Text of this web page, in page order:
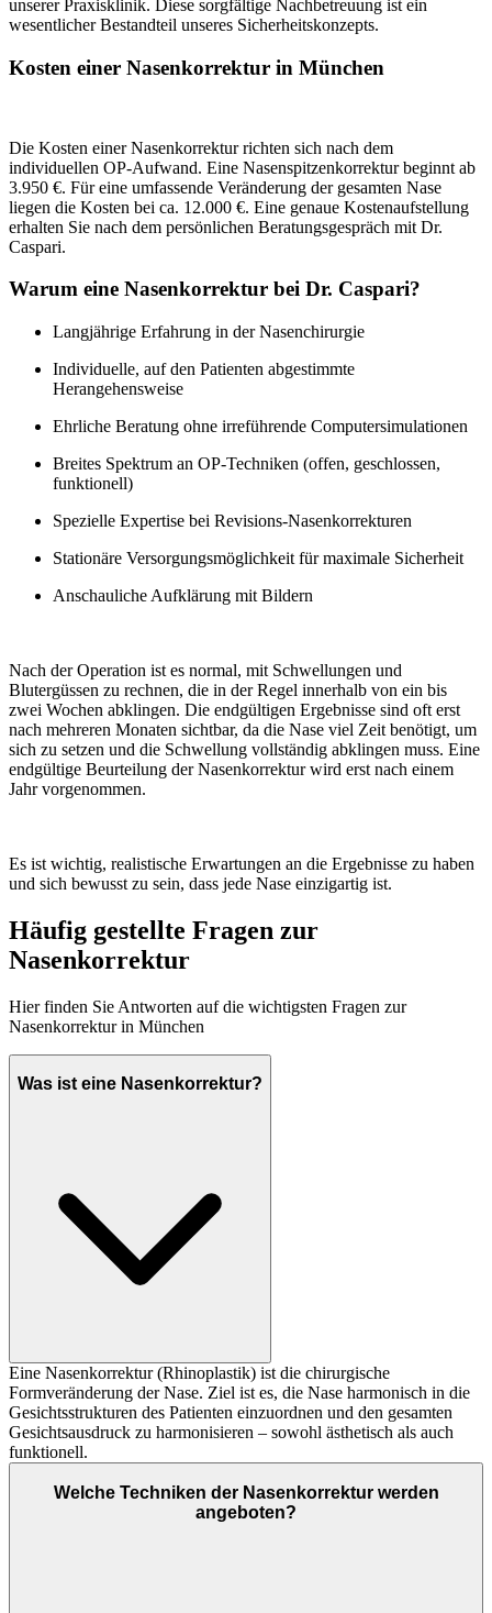
unserer Praxisklinik. Diese sorgfältige Nachbetreuung ist ein
wesentlicher Bestandteil unseres Sicherheitskonzepts.
Kosten einer Nasenkorrektur in München
Die Kosten einer Nasenkorrektur richten sich nach dem
individuellen OP-Aufwand. Eine Nasenspitzenkorrektur beginnt ab
3.950 €. Für eine umfassende Veränderung der gesamten Nase
liegen die Kosten bei ca. 12.000 €. Eine genaue Kostenaufstellung
erhalten Sie nach dem persönlichen Beratungsgespräch mit Dr.
Caspari.
Warum eine Nasenkorrektur bei Dr. Caspari?
Langjährige Erfahrung in der Nasenchirurgie
Individuelle, auf den Patienten abgestimmte
Herangehensweise
Ehrliche Beratung ohne irreführende Computersimulationen
Breites Spektrum an OP-Techniken (offen, geschlossen,
funktionell)
Spezielle Expertise bei Revisions-Nasenkorrekturen
Stationäre Versorgungsmöglichkeit für maximale Sicherheit
Anschauliche Aufklärung mit Bildern
Nach der Operation ist es normal, mit Schwellungen und
Blutergüssen zu rechnen, die in der Regel innerhalb von ein bis
zwei Wochen abklingen. Die endgültigen Ergebnisse sind oft erst
nach mehreren Monaten sichtbar, da die Nase viel Zeit benötigt, um
sich zu setzen und die Schwellung vollständig abklingen muss. Eine
endgültige Beurteilung der Nasenkorrektur wird erst nach einem
Jahr vorgenommen.
Es ist wichtig, realistische Erwartungen an die Ergebnisse zu haben
und sich bewusst zu sein, dass jede Nase einzigartig ist.
Häufig gestellte Fragen zur
Nasenkorrektur
Hier finden Sie Antworten auf die wichtigsten Fragen zur
Nasenkorrektur in München
Was ist eine Nasenkorrektur?
Eine Nasenkorrektur (Rhinoplastik) ist die chirurgische
Formveränderung der Nase. Ziel ist es, die Nase harmonisch in die
Gesichtsstrukturen des Patienten einzuordnen und den gesamten
Gesichtsausdruck zu harmonisieren – sowohl ästhetisch als auch
funktionell.
Welche Techniken der Nasenkorrektur werden
angeboten?